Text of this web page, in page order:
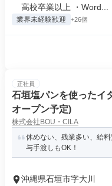
高校卒業以上 ・Word...
業界未経験歓迎 +26個
正社員
石垣塩パンを使ったイ
オープン予定)
株式会社BOU・CILA
休めない、残業多い、給
与手渡しもOK！
沖縄県石垣市字大川